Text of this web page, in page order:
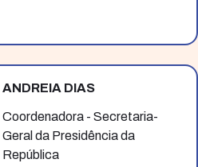
ANDREIA DIAS
Coordenadora - Secretaria-
Geral da Presidência da
República